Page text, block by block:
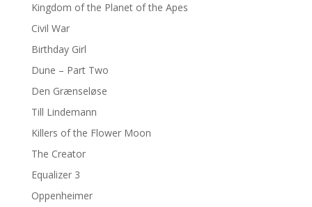
Kingdom of the Planet of the Apes
Civil War
Birthday Girl
Dune – Part Two
Den Grænseløse
Till Lindemann
Killers of the Flower Moon
The Creator
Equalizer 3
Oppenheimer